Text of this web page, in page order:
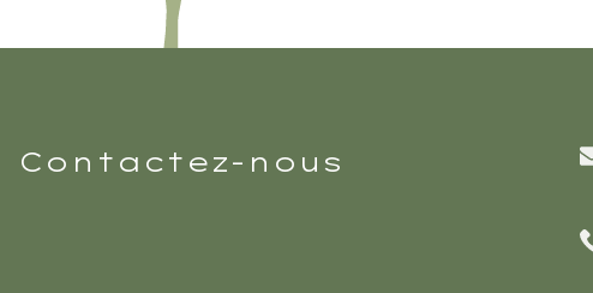
Contactez-nous